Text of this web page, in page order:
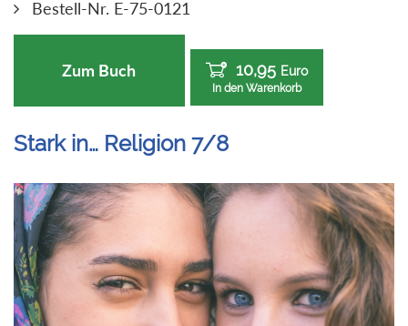
Bestell-Nr. E-75-0121
Zum Buch 10,95 Euro
In den Warenkorb
Stark in… Religion 7/8